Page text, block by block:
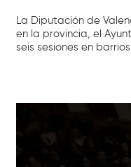
La Diputación de
en la provincia, el
seis sesiones en